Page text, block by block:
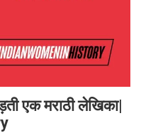
एक मराठी लेखिका|